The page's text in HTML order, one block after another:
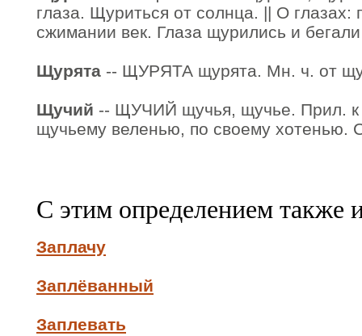
глаза. Щуриться от солнца. || О глазах:
сжимании век. Глаза щурились и
Щурята -- ЩУРЯТА щурята. Мн. ч. от
Щучий -- ЩУЧИЙ щучья, щучье. Прил.
щучьему веленью, по своему хотенью.
С этим определением также
Заплачу
Заплёванный
Заплевать